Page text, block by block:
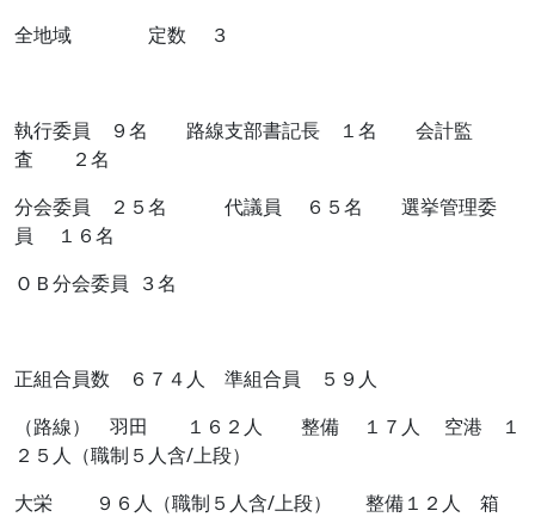
全地域 定数 ３
執行委員 ９名 路線支部書記長 １名 会計監
査 ２名
分会委員 ２５名 代議員 ６５名 選挙管理委
員 １６名
ＯＢ分会委員 ３名
正組合員数 ６７４人 準組合員 ５９人
（路線） 羽田 １６２人 整備 １７人 空港 １
２５人（職制５人含/上段）
大栄 ９６人（職制５人含/上段） 整備１２人 箱